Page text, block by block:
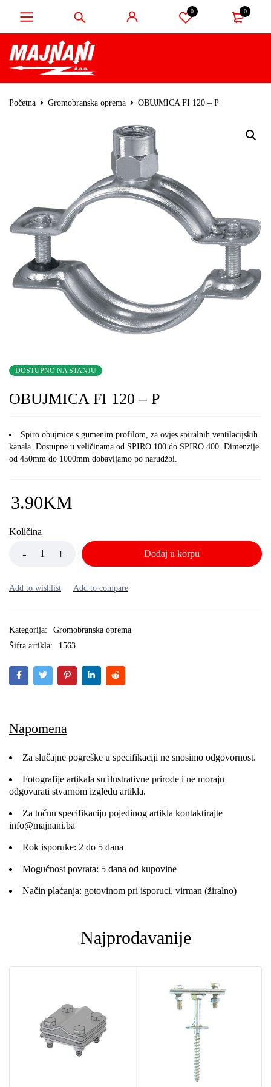
0 0
Početna Gromobranska oprema OBUJMICA FI 120 – P
DOSTUPNO NA STANJU
OBUJMICA FI 120 – P
Spiro obujmice s gumenim profilom, za ovjes spiralnih ventilacijskih
kanala. Dostupne u veličinama od SPIRO 100 do SPIRO 400. Dimenzije
od 450mm do 1000mm dobavljamo po narudžbi.
3.90KM
Količina
Dodaj u korpu
Kategorija:
Gromobranska oprema
Šifra artikla:
1563
Napomena
Za slučajne pogreške u specifikaciji ne snosimo odgovornost.
Fotografije artikala su ilustrativne prirode i ne moraju
odgovarati stvarnom izgledu artikla.
Za točnu specifikaciju pojedinog artikla kontaktirajte
info@majnani.ba
Rok isporuke: 2 do 5 dana
Mogućnost povrata: 5 dana od kupovine
Način plaćanja: gotovinom pri isporuci, virman (žiralno)
Najprodavanije